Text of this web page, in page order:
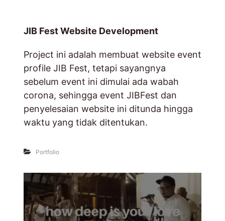
JIB Fest Website Development
Project ini adalah membuat website event
profile JIB Fest, tetapi sayangnya
sebelum event ini dimulai ada wabah
corona, sehingga event JIBFest dan
penyelesaian website ini ditunda hingga
waktu yang tidak ditentukan.
Portfolio